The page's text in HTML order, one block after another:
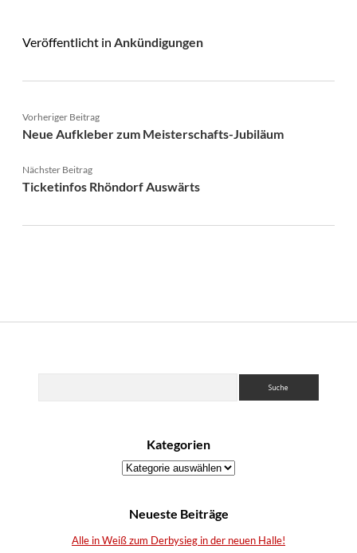
Veröffentlicht in Ankündigungen
Vorheriger Beitrag
Neue Aufkleber zum Meisterschafts-Jubiläum
Nächster Beitrag
Ticketinfos Rhöndorf Auswärts
Kategorien
Kategorien
Neueste Beiträge
Alle in Weiß zum Derbysieg in der neuen Halle!